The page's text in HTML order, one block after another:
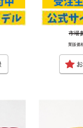
市場
業販価